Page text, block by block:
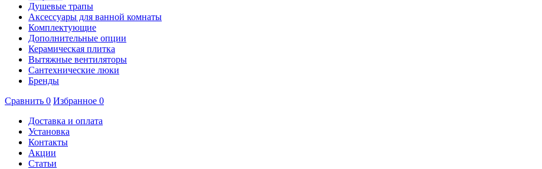
Душевые трапы
Аксессуары для ванной комнаты
Комплектующие
Дополнительные опции
Керамическая плитка
Вытяжные вентиляторы
Сантехнические люки
Бренды
Сравнить 0 Избранное 0
Доставка и оплата
Установка
Контакты
Акции
Статьи